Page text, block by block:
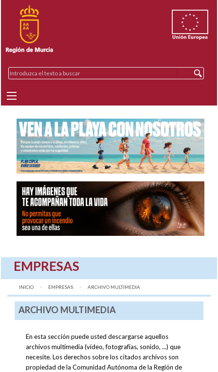
EMPRESAS
INICIO EMPRESAS AQUÍ:
ARCHIVO MULTIMEDIA
ARCHIVO MULTIMEDIA
En esta sección puede usted descargarse aquellos
archivos multimedia (vídeo, fotografías, sonido, ...) que
necesite. Los derechos sobre los citados archivos son
propiedad de la Comunidad Autónoma de la Región de